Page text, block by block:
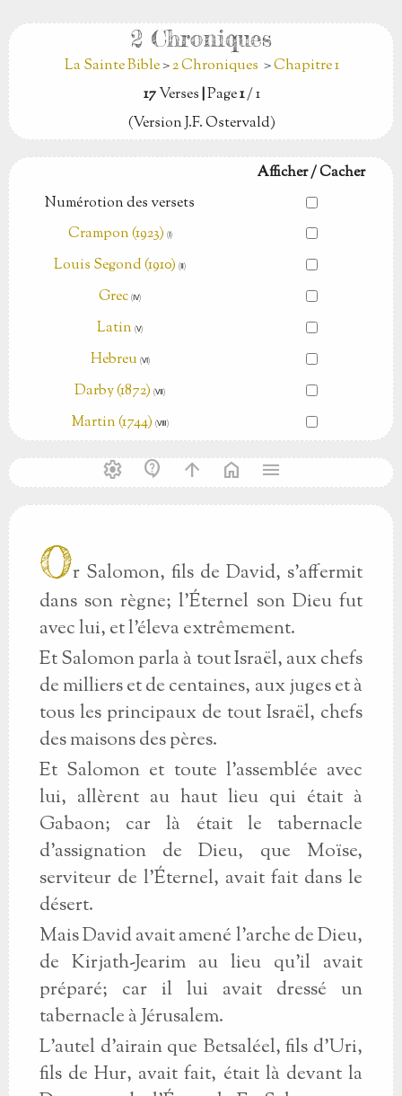
2 Chroniques
La Sainte Bible>2 Chroniques >Chapitre 1
17Verses|Page1/ 1
(Version J.F. Ostervald)
Afficher / Cacher
Numérotion des versets
Crampon (1923) (Ⅰ)
Louis Segond (1910)(Ⅱ)
Grec (Ⅳ)
Latin (Ⅴ)
Hebreu (Ⅵ)
Darby (1872) (Ⅶ)
Martin (1744) (Ⅷ)
settings contact_support arrow_upward home menu
Or Salomon, fils de David, s'affermit
dans son règne; l'Éternel son Dieu fut
avec lui, et l'éleva extrêmement.
Et Salomon parla à tout Israël, aux chefs
de milliers et de centaines, aux juges et à
tous les principaux de tout Israël, chefs
des maisons des pères.
Et Salomon et toute l'assemblée avec
lui, allèrent au haut lieu qui était à
Gabaon; car là était le tabernacle
d'assignation de Dieu, que Moïse,
serviteur de l'Éternel, avait fait dans le
désert.
Mais David avait amené l'arche de Dieu,
de Kirjath-Jearim au lieu qu'il avait
préparé; car il lui avait dressé un
tabernacle à Jérusalem.
L'autel d'airain que Betsaléel, fils d'Uri,
fils de Hur, avait fait, était là devant la